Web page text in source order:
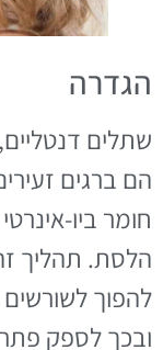
הגדרה
שתלים
הם ברגים
חומר ביו-
הלסת. תהליך
להפוך
ובכך לספק